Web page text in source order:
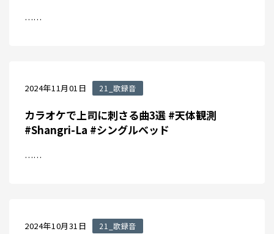
……
2024年11月01日 21_歌録音
カラオケで上司に刺さる曲3選 #天体観測
#Shangri-La #シングルベッド
……
2024年10月31日 21_歌録音